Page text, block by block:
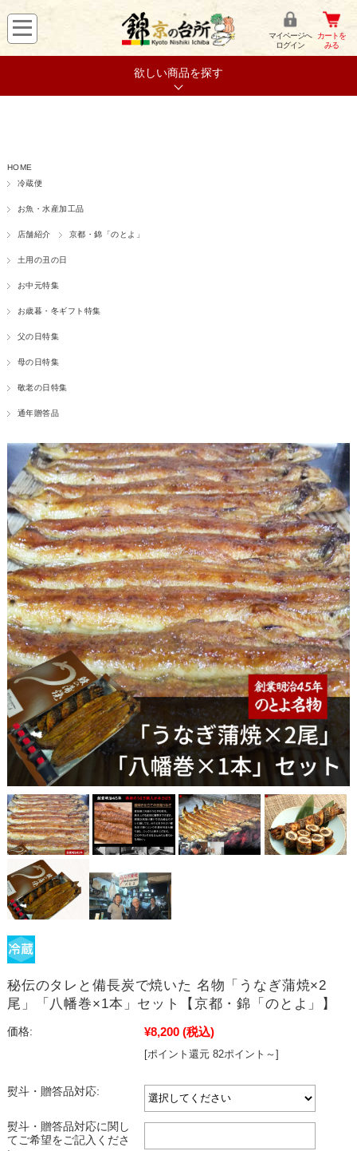
マイページへ
ログイン
カートを
みる
欲しい商品を探す
HOME
冷蔵便
お魚・水産加工品
店舗紹介 京都・錦「のとよ」
土用の丑の日
お中元特集
お歳暮・冬ギフト特集
父の日特集
母の日特集
敬老の日特集
通年贈答品
秘伝のタレと備長炭で焼いた 名物「うなぎ蒲焼×2
尾」「八幡巻×1本」セット【京都・錦「のとよ」】
価格: ¥8,200 (税込)
[ポイント還元 82ポイント～]
熨斗・贈答品対応:
熨斗・贈答品対応に関し
てご希望をご記入くださ